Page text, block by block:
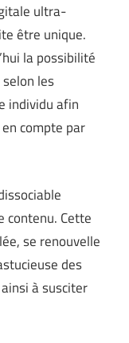
ultra-
être unique.
la possibilité
les
individu afin
compte par
contenu. Cette
se renouvelle
des
à susciter